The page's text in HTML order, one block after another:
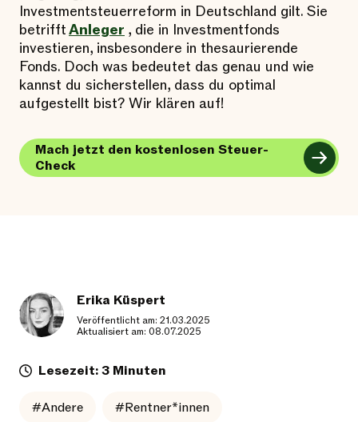
Investmentsteuerreform in Deutschland gilt. Sie
betrifftAnleger , die in Investmentfonds
investieren, insbesondere in thesaurierende
Fonds. Doch was bedeutet das genau und wie
kannst du sicherstellen, dass du optimal
aufgestellt bist? Wir klären auf!
Mach jetzt den kostenlosen Steuer-
Check
Erika Küspert
Veröffentlicht am: 21.03.2025
Aktualisiert am: 08.07.2025
Lesezeit: 3 Minuten
#Andere #Rentner*innen